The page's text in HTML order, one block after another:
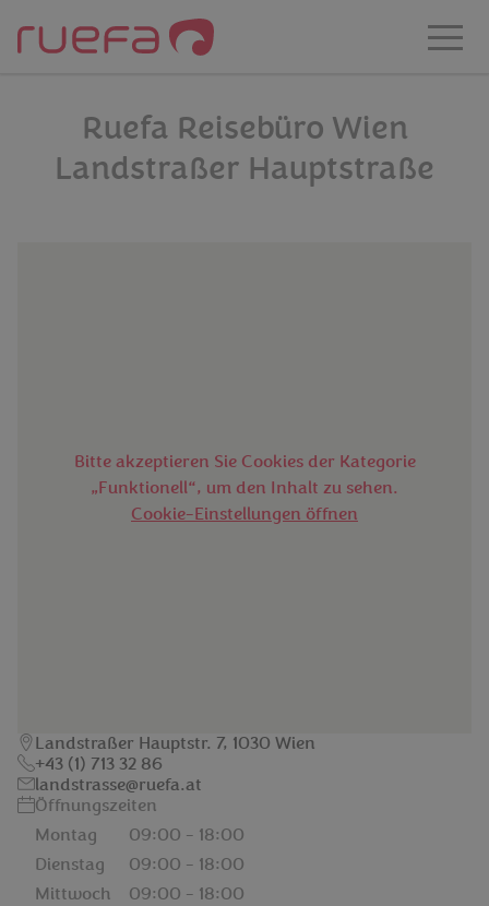
Zum Hauptinhalt springen
Ruefa Reisebüro Wien
Landstraßer Hauptstraße
Landstraßer Hauptstr. 7, 1030 Wien
+43 (1) 713 32 86
landstrasse@ruefa.at
Öffnungszeiten
Montag
09:00 - 18:00
Dienstag
09:00 - 18:00
Mittwoch
09:00 - 18:00
Bitte akzeptieren Sie Cookies der Kategorie
„Funktionell“, um den Inhalt zu sehen.
Cookie-Einstellungen öffnen